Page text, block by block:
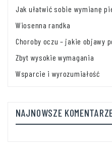
Jak ułatwić sobie wymianę
Wiosenna randka
Choroby oczu – jakie objawy
Zbyt wysokie wymagania
Wsparcie i wyrozumiałość
NAJNOWSZE